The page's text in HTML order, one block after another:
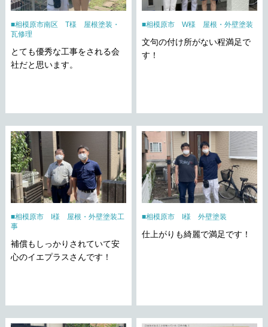
相模原市南区 T様 屋根塗装・
瓦修理
とても優秀な工事をされる会
社だと思います。
相模原市 W様 屋根・外壁塗装
文句の付け所がない程満足で
す！
相模原市 I様 屋根・外壁塗装工
事
補償もしっかりされていて安
心のイエプラスさんです！
相模原市 I様 外壁塗装
仕上がりも綺麗で満足です！